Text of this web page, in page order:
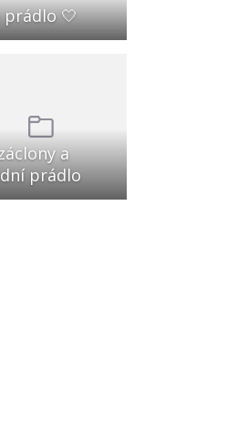
prádlo 🤍
a
prádlo